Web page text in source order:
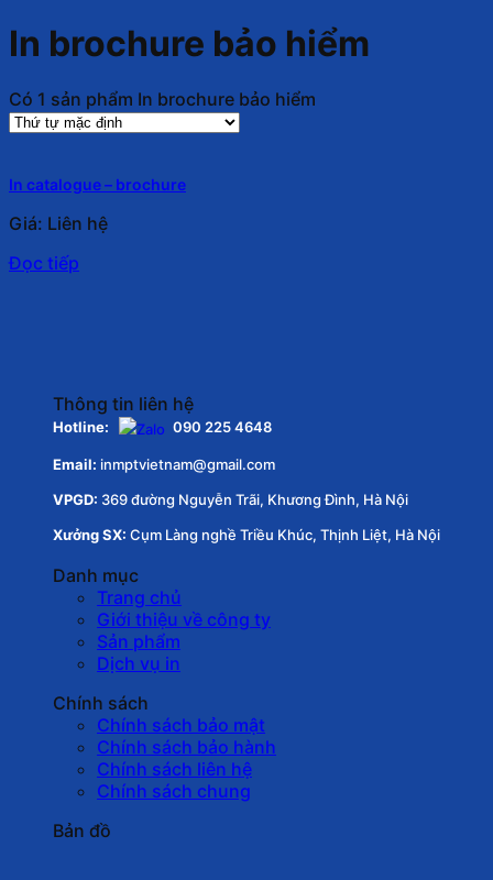
In brochure bảo hiểm
Có 1 sản phẩm In brochure bảo hiểm
In catalogue – brochure
Giá: Liên hệ
Đọc tiếp
Thông tin liên hệ
Hotline: 090 225 4648
Email: inmptvietnam@gmail.com
VPGD: 369 đường Nguyễn Trãi, Khương Đình, Hà Nội
Xưởng SX: Cụm Làng nghề Triều Khúc, Thịnh Liệt, Hà Nội
Danh mục
Trang chủ
Giới thiệu về công ty
Sản phẩm
Dịch vụ in
Chính sách
Chính sách bảo mật
Chính sách bảo hành
Chính sách liên hệ
Chính sách chung
Bản đồ